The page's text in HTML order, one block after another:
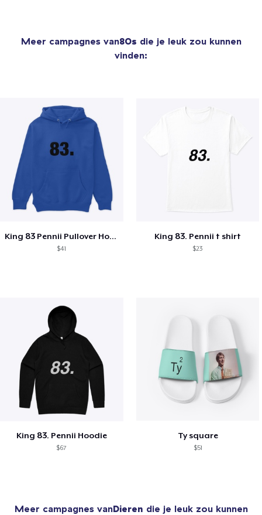
Meer campagnes van80s die je leuk zou kunnen
vinden:
King 83 Pennii Pullover Hoodie
$41
King 83. Pennii t shirt
$23
King 83. Pennii Hoodie
$67
Ty square
$51
Meer campagnes vanDieren die je leuk zou kunnen